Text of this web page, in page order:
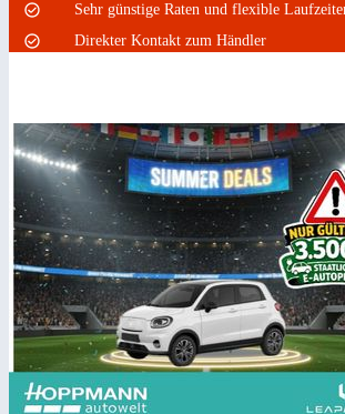
Sehr günstige Raten und flexible
Direkter Kontakt zum Händler